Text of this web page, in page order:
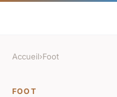
Accueil›Foot
FOOT